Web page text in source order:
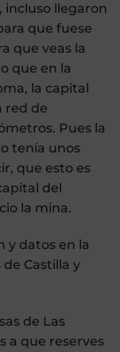
incluso llegaron
que fuese
que veas la
que en la
la capital
red de
Pues la
tenía unos
que esto es
del
la mina.
y datos en la
Castilla y
de Las
a que reserves